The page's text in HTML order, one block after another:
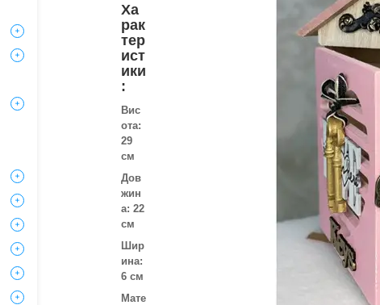
Ха
рак
тер
ист
ики
:
Вис
ота:
29
см
Дов
жин
а: 22
см
Шир
ина:
6 см
Мате